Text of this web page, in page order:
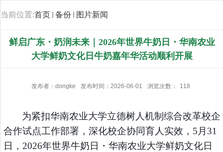
当前位置:首页 备份 图片新闻
鲜启广东・奶润未来｜2026年世界牛奶日・华南农业
大学鲜奶文化日牛奶嘉年华活动顺利开展
发布者：dongke 发布时间：2026-06-01 浏览次数： 118
为紧扣华南农业大学立德树人机制综合改革校企
合作试点工作部署，深化校企协同育人实效， 5月31
日，2026年世界牛奶日・华南农业大学鲜奶文化日